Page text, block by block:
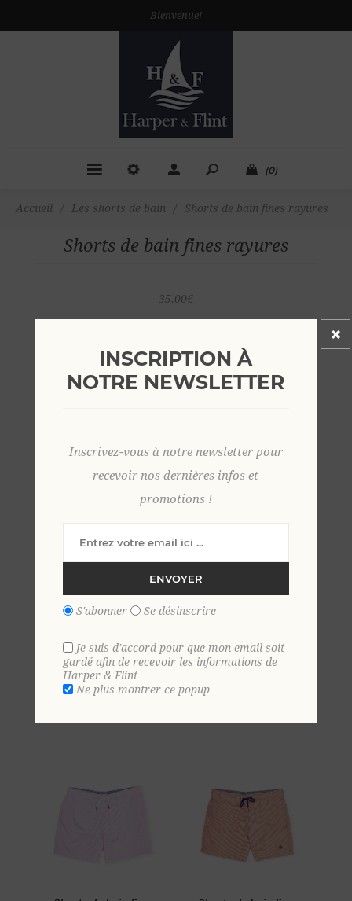
Bienvenue!
(0)
Accueil / Les shorts de bain / Shorts de bain fines rayures
Shorts de bain fines rayures
35.00€
Shorts de bain fines
rayures MARINE
Shorts de bain fines
Shorts de bain fines
Shorts de bain fines
INSCRIPTION À
NOTRE NEWSLETTER
Inscrivez-vous à notre newsletter pour
recevoir nos dernières infos et
promotions !
ENVOYER
S'abonner Se désinscrire
Je suis d'accord pour que mon email soit
gardé afin de recevoir les informations de
Harper & Flint
Ne plus montrer ce popup